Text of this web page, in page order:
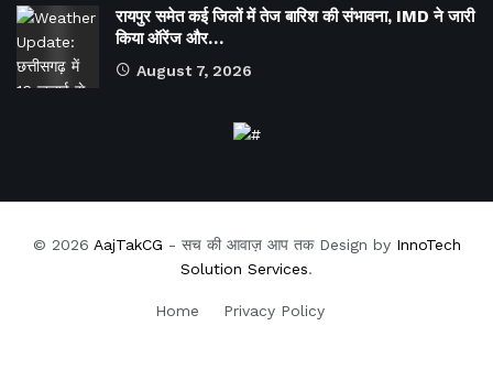
रायपुर समेत कई जिलों में तेज बारिश की संभावना, IMD ने जारी
किया ऑरेंज और…
August 7, 2026
© 2026 AajTakCG - सच की आवाज़ आप तक Design by InnoTech
Solution Services.
Home Privacy Policy